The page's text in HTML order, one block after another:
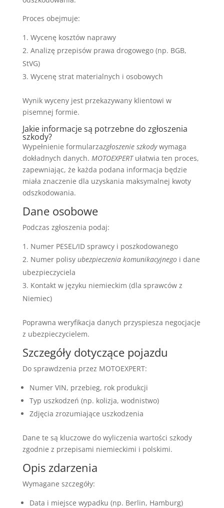
Proces obejmuje:
Wycenę kosztów naprawy
Analizę przepisów prawa drogowego (np. BGB,
StVG)
Wycenę strat materialnych i osobowych
Wynik wyceny jest przekazywany klientowi w
pisemnej formie.
Jakie informacje są potrzebne do zgłoszenia
szkody?
Wypełnienie formularzazgłoszenie szkodywymaga
dokładnych danych. MOTOEXPERTułatwia ten proces,
zapewniając, że każda podana informacja będzie
miała znaczenie dla uzyskania maksymalnej kwoty
odszkodowania.
Dane osobowe
Podczas zgłoszenia podaj:
Numer PESEL/ID sprawcy i poszkodowanego
Numer polisy ubezpieczenia komunikacyjnegoi dane
ubezpieczyciela
Kontakt w języku niemieckim (dla sprawców z
Niemiec)
Poprawna weryfikacja danych przyspiesza negocjacje
z ubezpieczycielem.
Szczegóły dotyczące pojazdu
Do sprawdzenia przez MOTOEXPERT:
Numer VIN, przebieg, rok produkcji
Typ uszkodzeń (np. kolizja, wodnistwo)
Zdjęcia zrozumiające uszkodzenia
Dane te są kluczowe do wyliczenia wartości szkody
zgodnie z przepisami niemieckimi i polskimi.
Opis zdarzenia
Wymagane szczegóły:
Data i miejsce wypadku (np. Berlin, Hamburg)